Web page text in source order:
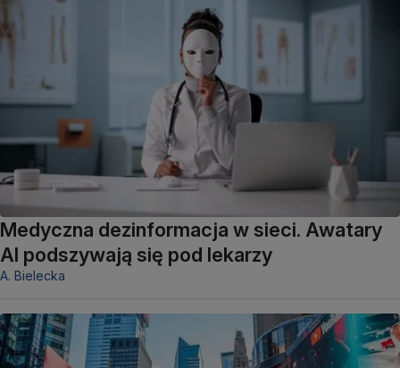
Medyczna dezinformacja w sieci. Awatary
AI podszywają się pod lekarzy
A. Bielecka